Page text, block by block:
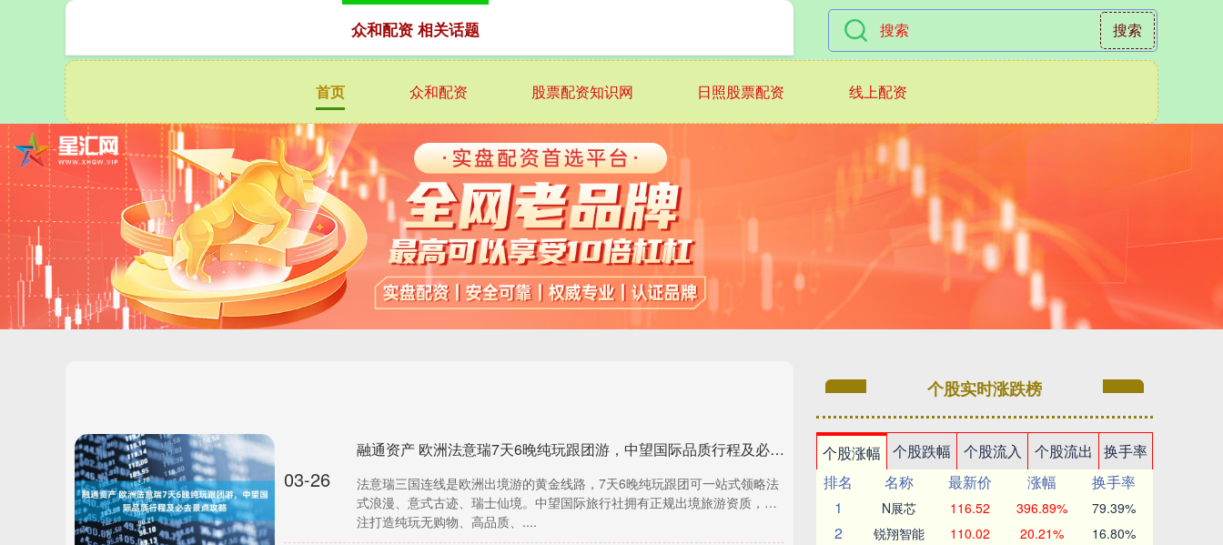
搜索
首页 众和配资 股票配资知识网 日照股票配资 线上配资
众和配资 相关话题
03-26
融通资产 欧洲法意瑞7天6晚纯玩跟团游，中望国际品质行程及必去景点攻略
法意瑞三国连线是欧洲出境游的黄金线路，7天6晚纯玩跟团可一站式领略法
式浪漫、意式古迹、瑞士仙境。中望国际旅行社拥有正规出境旅游资质，专
注打造纯玩无购物、高品质、....
个股实时涨跌榜
个股涨幅 个股跌幅 个股流入 个股流出
换手率
排名
名称 最新价 涨幅
换手率
1
N展芯 116.52 396.89% 79.39%
2 锐翔智能 110.02 20.21% 16.80%